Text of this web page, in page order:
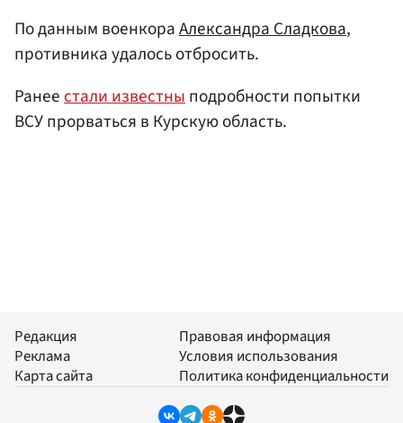
По данным военкораАлександра Сладкова,
противника удалось отбросить.
Ранеестали известныподробности попытки
ВСУ прорваться в Курскую область.
Редакция
Реклама
Карта сайта
Правовая информация
Условия использования
Политика конфиденциальности